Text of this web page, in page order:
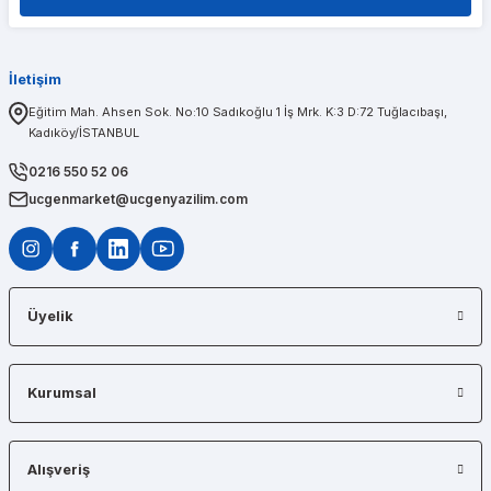
İletişim
Eğitim Mah. Ahsen Sok. No:10 Sadıkoğlu 1 İş Mrk. K:3 D:72 Tuğlacıbaşı,
Kadıköy/İSTANBUL
0216 550 52 06
ucgenmarket@ucgenyazilim.com
Üyelik
Kurumsal
Alışveriş